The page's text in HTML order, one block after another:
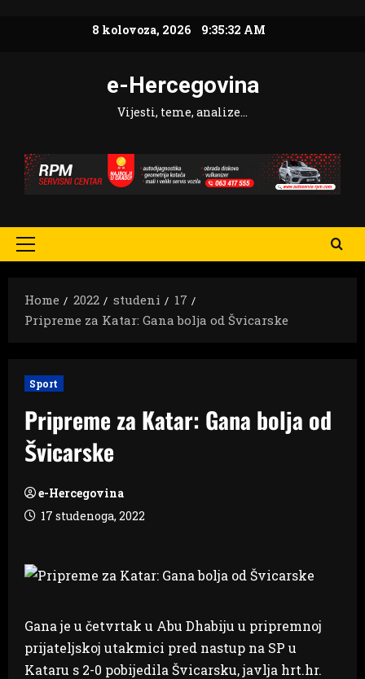
8 kolovoza, 2026 9:35:33 AM
e-Hercegovina
Vijesti, teme, analize…
Primary
Home
2022 studeni
17
Pripreme za Katar: Gana bolja od Švicarske
Sport
Pripreme za Katar: Gana bolja od
Švicarske
e-Hercegovina
17 studenoga, 2022
Gana je u četvrtak u Abu Dhabiju u pripremnoj
prijateljskoj utakmici pred nastup na SP u
Kataru s 2-0 pobijedila Švicarsku, javlja hrt.hr.